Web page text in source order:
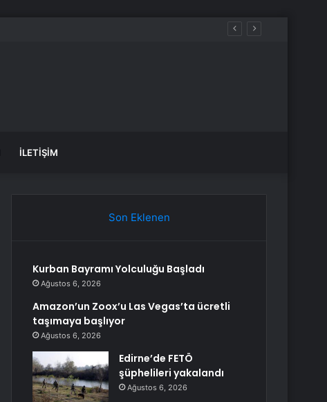
İLETIŞIM
Son Eklenen
Kurban Bayramı Yolculuğu Başladı
Ağustos 6, 2026
Amazon’un Zoox’u Las Vegas’ta ücretli
taşımaya başlıyor
Ağustos 6, 2026
Edirne’de FETÖ
şüphelileri yakalandı
Ağustos 6, 2026